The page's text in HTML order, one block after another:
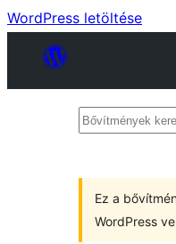
WordPress letöltése
Bővítmények
Ez a
WordPress